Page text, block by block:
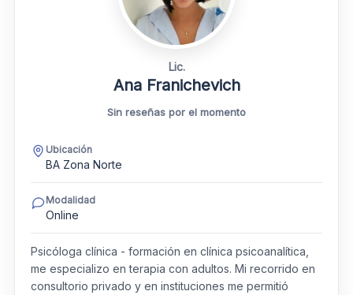
Lic.
Ana Franichevich
Sin reseñas por el momento
Ubicación
BA Zona Norte
Modalidad
Online
Psicóloga clínica - formación en clínica psicoanalítica,
me especializo en terapia con adultos. Mi recorrido en
consultorio privado y en instituciones me permitió